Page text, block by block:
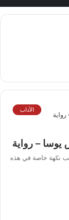
الآداب
يوسا – رواية
نكهة خاصة في هذه